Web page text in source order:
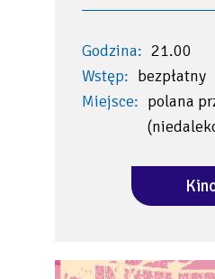
Godzina: 21.00
Wstęp: bezpłatny
Miejsce: polana